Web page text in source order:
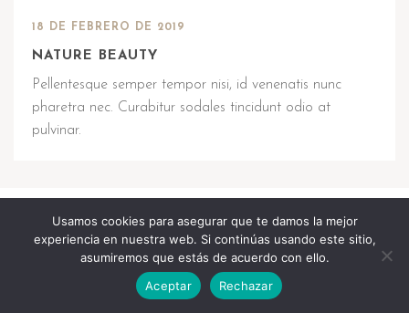
18 DE FEBRERO DE 2019
NATURE BEAUTY
Pellentesque semper tempor nisi, id venenatis nunc
pharetra nec. Curabitur sodales tincidunt odio at
pulvinar.
Copyright © 2024 | Desarrollado porIngyser|
Accesibilidad|Aviso legal|Política de Privacidad y
Cookies
Usamos cookies para asegurar que te damos la mejor
experiencia en nuestra web. Si continúas usando este sitio,
asumiremos que estás de acuerdo con ello.
Aceptar
Rechazar